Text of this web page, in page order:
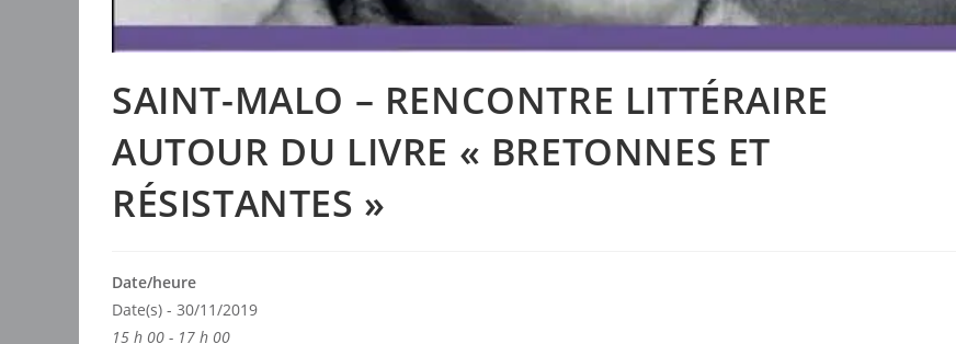
SAINT-MALO – RENCONTRE LITTÉRAIRE
AUTOUR DU LIVRE « BRETONNES ET
RÉSISTANTES »
Date/heure
Date(s) - 30/11/2019
15 h 00 - 17 h 00